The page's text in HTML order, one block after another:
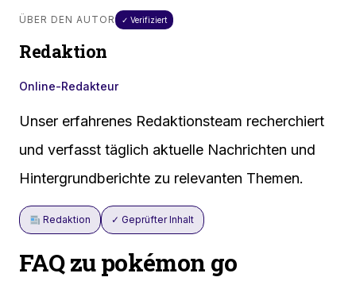
ÜBER DEN AUTOR ✓ Verifiziert
Redaktion
Online-Redakteur
Unser erfahrenes Redaktionsteam recherchiert
und verfasst täglich aktuelle Nachrichten und
Hintergrundberichte zu relevanten Themen.
Redaktion ✓ Geprüfter Inhalt
FAQ zu pokémon go